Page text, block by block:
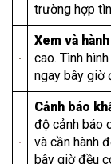
trường hợp
Xem và
cao. Tình
ngay bây giờ
Cảnh báo
độ cảnh báo
và cần hành
bây giờ đều